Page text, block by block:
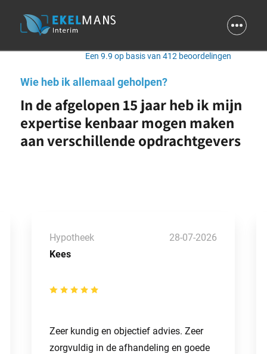
Wie heb ik allemaal geholpen?
In de afgelopen 15 jaar heb ik mijn
expertise kenbaar mogen maken
aan verschillende opdrachtgevers
9.9
Een 9.9 op basis van 412 beoordelingen
Kees
Hypotheek 28-07-2026
Zeer kundig en objectief advies. Zeer
zorgvuldig in de afhandeling en goede